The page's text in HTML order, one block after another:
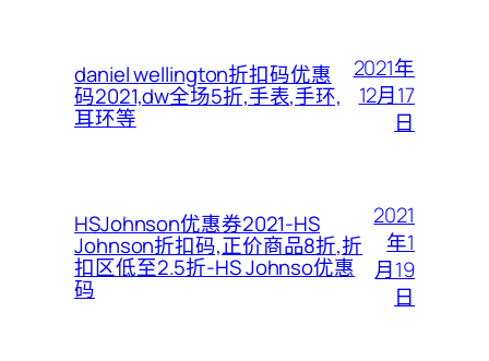
daniel wellington折扣码优惠
码2021,dw全场5折,手表,手环,
耳环等
2021年
12月17
日
HSJohnson优惠券2021-HS
Johnson折扣码,正价商品8折,折
扣区低至2.5折-HS Johnso优惠
码
2021
年1
月19
日